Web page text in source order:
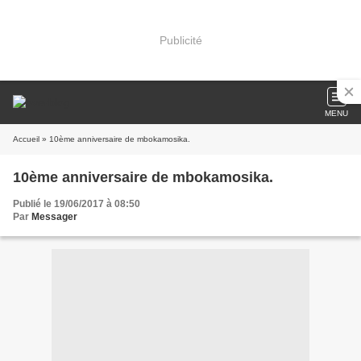
Publicité
MENU
Accueil » 10ème anniversaire de mbokamosika.
10ème anniversaire de mbokamosika.
Publié le 19/06/2017 à 08:50
Par Messager